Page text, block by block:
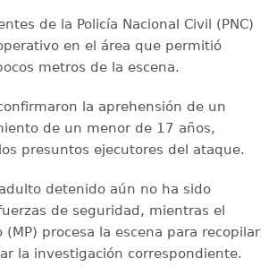
de la Policía Nacional Civil (PNC)
en el área que permitió
metros de la escena.
la aprehensión de un
de un menor de 17 años,
presuntos ejecutores del ataque.
detenido aún no ha sido
de seguridad, mientras el
(MP) procesa la escena para recopilar
la investigación correspondiente.